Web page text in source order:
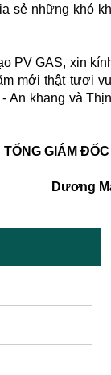
sẻ những khó
PV GAS, xin
mới thật tươi
An khang và
TỔNG GIÁM
Mạnh